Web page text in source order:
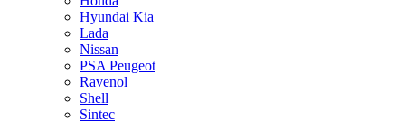
Hyundai Kia
Lada
Nissan
PSA Peugeot
Ravenol
Shell
Sintec